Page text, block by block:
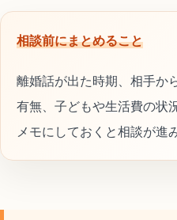
相談前にまとめること
離婚話が出た時期、相手か
有無、子どもや生活費の状
メモにしておくと相談が進